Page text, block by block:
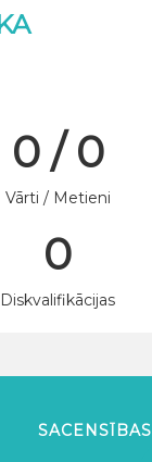
0 / 0
Vārti / Metieni
0
Diskvalifikācijas
SACENSĪBAS